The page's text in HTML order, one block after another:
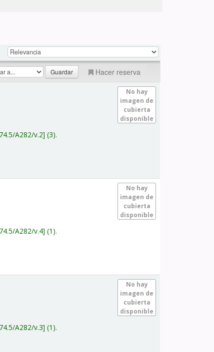
Hacer reserva
No hay
imagen de
cubierta
disponible
A282/v.2 (3).
No hay
imagen de
cubierta
disponible
A282/v.4 (1).
No hay
imagen de
cubierta
disponible
A282/v.3 (1).